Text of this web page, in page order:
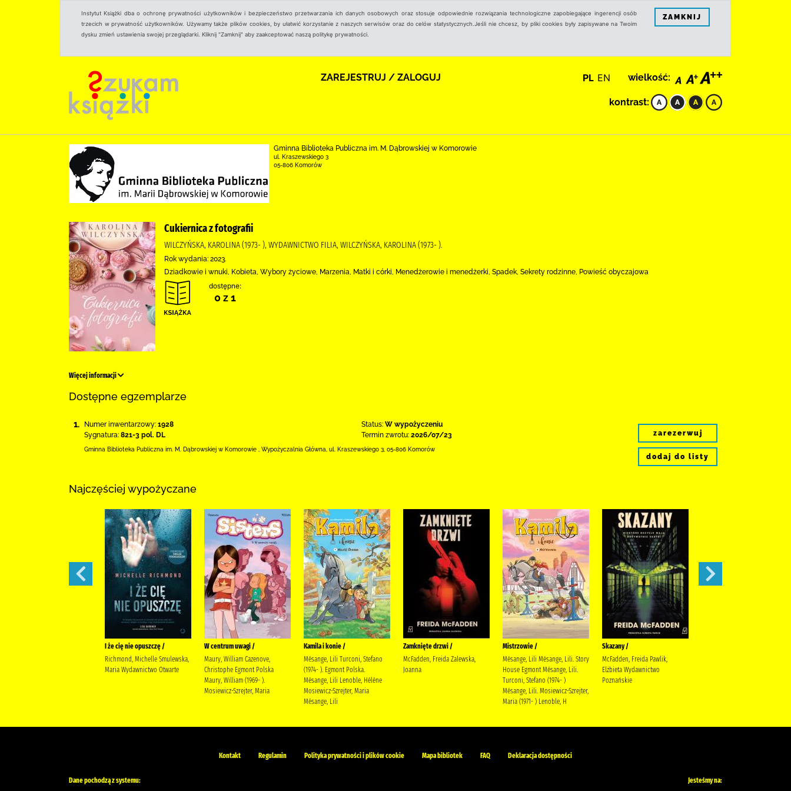
Instytut Książki dba o ochronę prywatności użytkowników i bezpieczeństwo przetwarzania ich danych osobowych oraz stosuje odpowiednie rozwiązania technologiczne zapobiegające ingerencji osób
trzecich w prywatność użytkowników. Używamy także plików cookies, by ułatwić korzystanie z naszych serwisów oraz do celów statystycznych.Jeśli nie chcesz, by pliki cookies były zapisywane na Twoim
dysku zmień ustawienia swojej przeglądarki. Kliknij "Zamknij" aby zaakceptować naszą politykę prywatności.
ZAMKNIJ
ZAREJESTRUJ / ZALOGUJ PL EN wielkość:
kontrast:
Gminna Biblioteka Publiczna im. M. Dąbrowskiej w Komorowie
ul. Kraszewskiego 3
05-806 Komorów
Cukiernica z fotografii
WILCZYŃSKA, KAROLINA (1973- ), WYDAWNICTWO FILIA, WILCZYŃSKA, KAROLINA (1973- ).
Rok wydania: 2023.
Dziadkowie i wnuki, Kobieta, Wybory życiowe, Marzenia, Matki i córki, Menedżerowie i menedżerki, Spadek, Sekrety rodzinne, Powieść obyczajowa
dostępne:
0 z 1
Więcej informacji
Dostępne egzemplarze
1. Numer inwentarzowy: 1928
Sygnatura: 821-3 pol. DL
Status: W wypożyczeniu
Termin zwrotu: 2026/07/23
Gminna Biblioteka Publiczna im. M. Dąbrowskiej w Komorowie Wypożyczalnia Główna, ul. Kraszewskiego 3 05-806 Komorów
zarezerwuj
dodaj do listy
Najczęściej wypożyczane
I że cię nie opuszczę /
Richmond, Michelle Smulewska,
Maria Wydawnictwo Otwarte
W centrum uwagi /
Maury, William Cazenove,
Christophe Egmont Polska
Maury, William (1969- ).
Mosiewicz-Szrejter, Maria
Kamila i konie /
Mésange, Lili Turconi, Stefano
(1974- ). Egmont Polska.
Mésange, Lili Lenoble, Hélène
Mosiewicz-Szrejter, Maria
Mésange, Lili
Zamknięte drzwi /
McFadden, Freida Zalewska,
Joanna
Mistrzowie /
Mésange, Lili Mésange, Lili. Story
House Egmont Mésange, Lili.
Turconi, Stefano (1974- )
Mésange, Lili. Mosiewicz-Szrejter,
Maria (1971- ) Lenoble, H
Skazany /
McFadden, Freida Pawlik,
Elżbieta Wydawnictwo
Poznańskie
Kontakt Regulamin Polityka prywatności i plików cookie Mapa bibliotek FAQ Deklaracja dostępności
Dane pochodzą z systemu: Jesteśmy na: